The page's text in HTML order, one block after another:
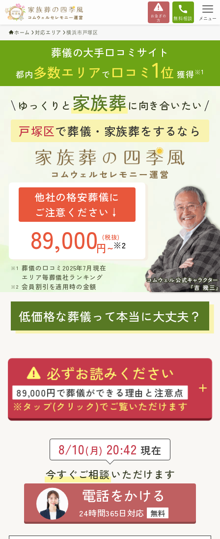
お急ぎの
方
無料相談 メニュー
ホーム 対応エリア 横浜市戸塚区
葬儀の大手口コミサイト
都内多数エリア で 口コミ 1位 獲得※1
ゆっくりと家族葬に向き合いたい
戸塚区で葬儀・家族葬をするなら
他社の格安葬儀に
ご注意ください↓
89,000 (税抜)
円~※2
葬儀の口コミ2025年7月現在
エリア毎葬儀社ランキング
会員割引を適用時の金額
低価格な葬儀って本当に大丈夫？
必ずお読みください
89,000円で葬儀ができる理由と注意点
※タップ(クリック)でご覧いただけます
8/10(月) 20:42 現在
今すぐご相談いただけます
電話をかける
24時間365日対応 無料